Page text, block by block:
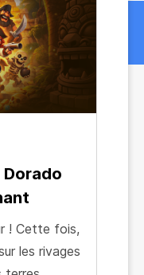
! Cette fois,
les rivages